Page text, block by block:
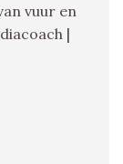
vuur en
|